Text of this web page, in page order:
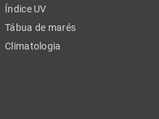
Índice UV
Tábua de marés
Climatologia